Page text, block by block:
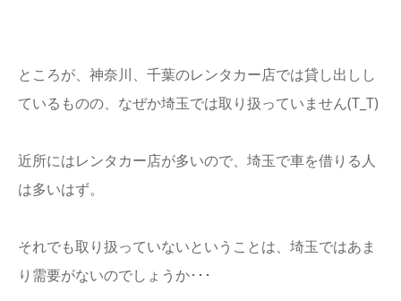
ところが、神奈川、千葉のレンタカー店では貸し出しし
ているものの、なぜか埼玉では取り扱っていません(T_T)
近所にはレンタカー店が多いので、埼玉で車を借りる人
は多いはず。
それでも取り扱っていないということは、埼玉ではあま
り需要がないのでしょうか･･･